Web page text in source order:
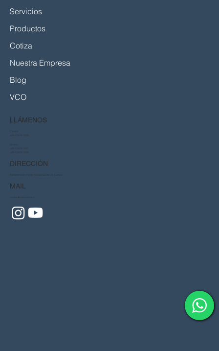
DIRECCIÓN
Panamericana Norte 22.650, Sector A2, Lampa
MAIL
ventas@valenciasa.cl
+56 2 2816 1021
+56 2 2816 1022
+56 2 2816 1000
LLÁMENOS
Servicios
Productos
Cotiza
Nuestra Empresa
Blog
VCO